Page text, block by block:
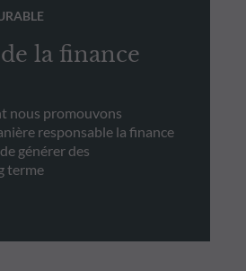
la finance
nous promouvons
responsable la finance
générer des
terme